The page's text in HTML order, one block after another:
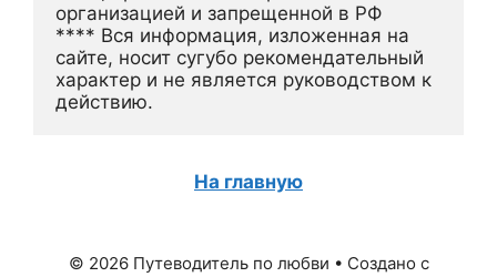
организацией и запрещенной в РФ
**** Вся информация, изложенная на
сайте, носит сугубо рекомендательный
характер и не является руководством к
действию.
На главную
© 2026 Путеводитель по любви • Создано с